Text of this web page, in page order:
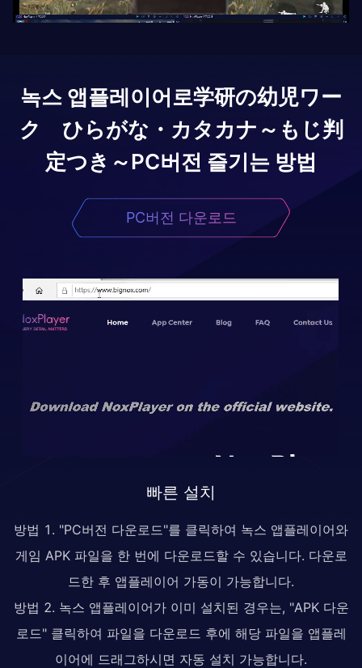
녹스 앱플레이어로学研の幼児ワー
ク ひらがな・カタカナ～もじ判
定つき～PC버전 즐기는 방법
PC버전 다운로드
빠른 설치
방법 1. "PC버전 다운로드"를 클릭하여 녹스 앱플레이어와
게임 APK 파일을 한 번에 다운로드할 수 있습니다. 다운로
드한 후 앱플레이어 가동이 가능합니다.
방법 2. 녹스 앱플레이어가 이미 설치된 경우는, "APK 다운
로드" 클릭하여 파일을 다운로드 후에 해당 파일을 앱플레
이어에 드래그하시면 자동 설치 가능합니다.